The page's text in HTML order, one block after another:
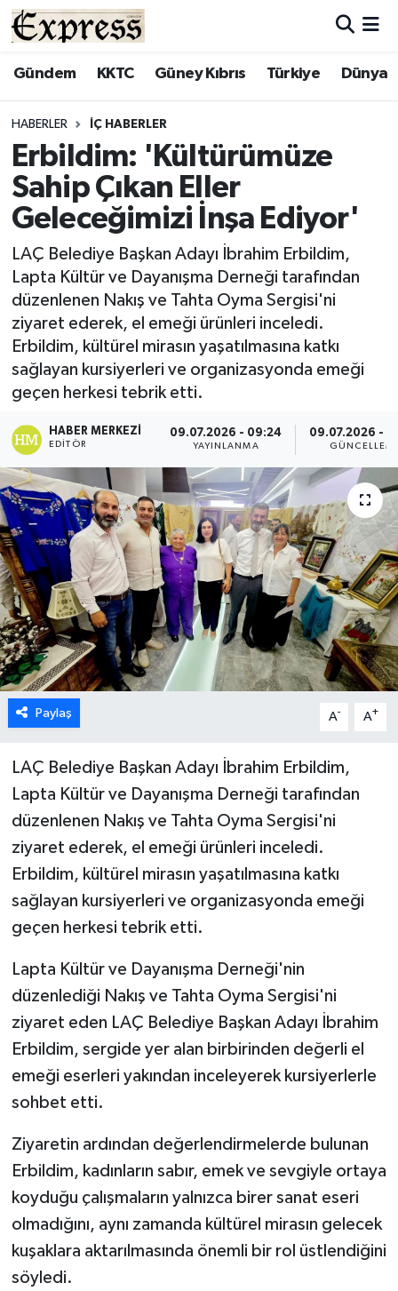
Gündem KKTC Güney Kıbrıs Türkiye Dünya
HABERLER İÇ HABERLER
Erbildim: 'Kültürümüze
Sahip Çıkan Eller
Geleceğimizi İnşa Ediyor'
LAÇ Belediye Başkan Adayı İbrahim Erbildim,
Lapta Kültür ve Dayanışma Derneği tarafından
düzenlenen Nakış ve Tahta Oyma Sergisi'ni
ziyaret ederek, el emeği ürünleri inceledi.
Erbildim, kültürel mirasın yaşatılmasına katkı
sağlayan kursiyerleri ve organizasyonda emeği
geçen herkesi tebrik etti.
HABER MERKEZI
EDITÖR
09.07.2026 - 09:24
YAYINLANMA
09.07.2026 -
Paylaş A- A+
LAÇ Belediye Başkan Adayı İbrahim Erbildim,
Lapta Kültür ve Dayanışma Derneği tarafından
düzenlenen Nakış ve Tahta Oyma Sergisi'ni
ziyaret ederek, el emeği ürünleri inceledi.
Erbildim, kültürel mirasın yaşatılmasına katkı
sağlayan kursiyerleri ve organizasyonda emeği
geçen herkesi tebrik etti.
Lapta Kültür ve Dayanışma Derneği'nin
düzenlediği Nakış ve Tahta Oyma Sergisi'ni
ziyaret eden LAÇ Belediye Başkan Adayı İbrahim
Erbildim, sergide yer alan birbirinden değerli el
emeği eserleri yakından inceleyerek kursiyerlerle
sohbet etti.
Ziyaretin ardından değerlendirmelerde bulunan
Erbildim, kadınların sabır, emek ve sevgiyle ortaya
koyduğu çalışmaların yalnızca birer sanat eseri
olmadığını, aynı zamanda kültürel mirasın gelecek
kuşaklara aktarılmasında önemli bir rol üstlendiğini
söyledi.
ALAYKÖY
BİLİM
ÇATALKÖY
DÜNYA
EĞİTİM
EKONOMİ
ENGLISH
ESENTEPE
GAZİMAĞUSA
GİRNE
GÜNDEM
GÜNEY KIBRIS
İÇ HABERLER
KÜLTÜR SANAT
LEFKOŞA
MAGAZİN
Nöbetçi Eczaneler
ÖZEL HABER
SAĞLIK
SİYASET
TATLISU
TEKNOLOJİ
TİCARET
YAŞAM
Hava Durumu
Süper Lig Puan Durumu ve Fikstür
Tüm Manşetler
Son Dakika Haberleri
Haber Arşivi